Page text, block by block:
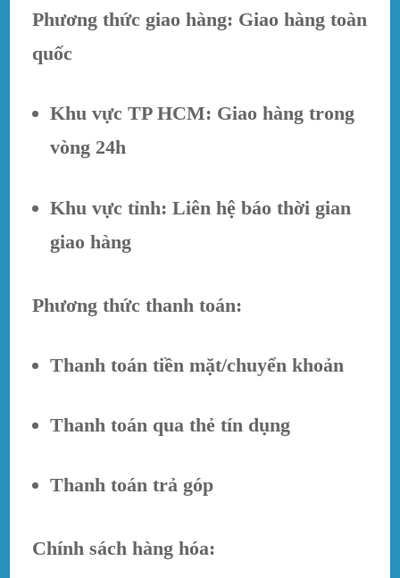
Phương thức giao hàng: Giao hàng toàn
quốc
Khu vực TP HCM: Giao hàng trong
vòng 24h
Khu vực tỉnh: Liên hệ báo thời gian
giao hàng
Phương thức thanh toán:
Thanh toán tiền mặt/chuyển khoản
Thanh toán qua thẻ tín dụng
Thanh toán trả góp
Chính sách hàng hóa: